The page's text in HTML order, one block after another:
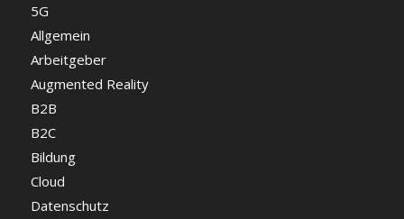
5G
Allgemein
Arbeitgeber
Augmented Reality
B2B
B2C
Bildung
Cloud
Datenschutz